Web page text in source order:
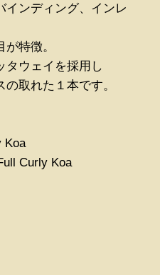
インディング、インレ
特徴。
タウェイを採用し
取れた１本です。
Koa
Curly Koa